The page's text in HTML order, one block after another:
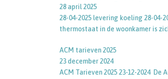
28 april 2025
28-04-2025 levering koeling 28-04-
thermostaat in de woonkamer is
ACM tarieven 2025
23 december 2024
ACM Tarieven 2025 23-12-2024